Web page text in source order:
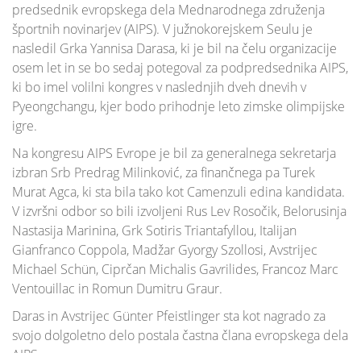
predsednik evropskega dela Mednarodnega združenja
športnih novinarjev (AIPS). V južnokorejskem Seulu je
nasledil Grka Yannisa Darasa, ki je bil na čelu organizacije
osem let in se bo sedaj potegoval za podpredsednika AIPS,
ki bo imel volilni kongres v naslednjih dveh dnevih v
Pyeongchangu, kjer bodo prihodnje leto zimske olimpijske
igre.
Na kongresu AIPS Evrope je bil za generalnega sekretarja
izbran Srb Predrag Milinković, za finančnega pa Turek
Murat Agca, ki sta bila tako kot Camenzuli edina kandidata.
V izvršni odbor so bili izvoljeni Rus Lev Rosočik, Belorusinja
Nastasija Marinina, Grk Sotiris Triantafyllou, Italijan
Gianfranco Coppola, Madžar Gyorgy Szollosi, Avstrijec
Michael Schün, Ciprčan Michalis Gavrilides, Francoz Marc
Ventouillac in Romun Dumitru Graur.
Daras in Avstrijec Günter Pfeistlinger sta kot nagrado za
svojo dolgoletno delo postala častna člana evropskega dela